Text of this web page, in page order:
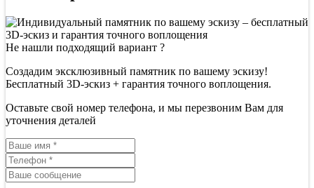
Не нашли подходящий вариант ?
Создадим эксклюзивный памятник по вашему эскизу!
Бесплатный 3D-эскиз + гарантия точного воплощения.
Оставьте свой номер телефона, и мы перезвоним Вам для
уточнения деталей